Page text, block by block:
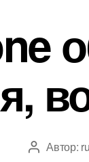
Автор
Автор: